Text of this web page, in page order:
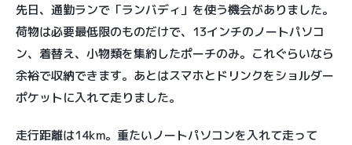
先日、通勤ランで「ランバディ」を使う機会がありました。
荷物は必要最低限のものだけで、13インチのノートパソコ
ン、着替え、小物類を集約したポーチのみ。これぐらいなら
余裕で収納できます。あとはスマホとドリンクをショルダー
ポケットに入れて走りました。
走行距離は14km。重たいノートパソコンを入れて走って